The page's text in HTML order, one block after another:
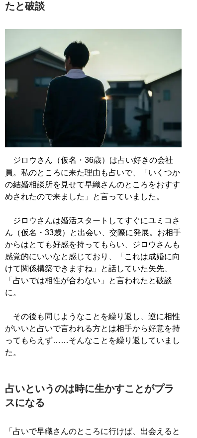
たと破談
ジロウさん（仮名・36歳）は占い好きの会社
員。私のところに来た理由も占いで、「いくつか
の結婚相談所を見せて早織さんのところをおすす
めされたので来ました」と言っていました。
ジロウさんは婚活スタートしてすぐにユミコさ
ん（仮名・33歳）と出会い、交際に発展。お相手
からはとても好感を持ってもらい、ジロウさんも
感覚的にいいなと感じており、「これは成婚に向
けて関係構築できますね」と話していた矢先、
「占いでは相性が合わない」と言われたと破談
に。
その後も同じようなことを繰り返し、逆に相性
がいいと占いで言われる方とは相手から好意を持
ってもらえず……そんなことを繰り返していまし
た。
占いというのは時に生かすことがプラ
スになる
「占いで早織さんのところに行けば、出会えると